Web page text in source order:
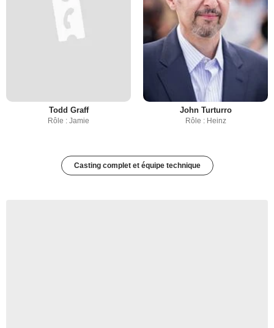
Todd Graff
Rôle : Jamie
John Turturro
Rôle : Heinz
Casting complet et équipe technique